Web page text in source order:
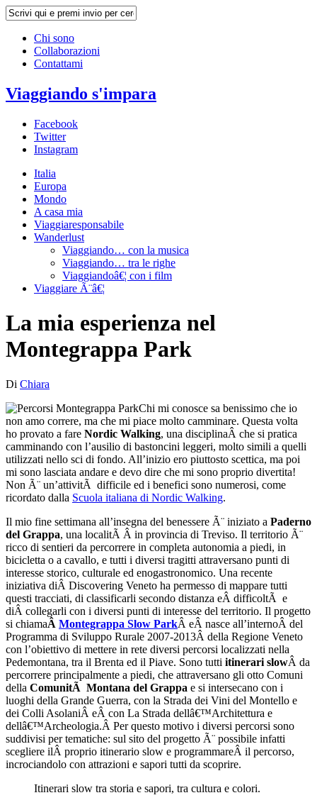
Chi sono
Collaborazioni
Contattami
Viaggiando s'impara
Facebook
Twitter
Instagram
Italia
Europa
Mondo
A casa mia
Viaggiaresponsabile
Wanderlust
Viaggiando… con la musica
Viaggiando… tra le righe
Viaggiandoâ€¦ con i film
Viaggiare Ã¨â€¦
La mia esperienza nel
Montegrappa Park
Di Chiara
Chi mi conosce sa benissimo che io
non amo correre, ma che mi piace molto camminare. Questa volta
ho provato a fare Nordic Walking, una disciplinaÂ che si pratica
camminando con l’ausilio di bastoncini leggeri, molto simili a quelli
utilizzati nello sci di fondo. All’inizio ero piuttosto scettica, ma poi
mi sono lasciata andare e devo dire che mi sono proprio divertita!
Non Ã¨ un’attivitÃ difficile ed i benefici sono numerosi, come
ricordato dalla Scuola italiana di Nordic Walking.
Il mio fine settimana all’insegna del benessere Ã¨ iniziato a Paderno
del Grappa, una localitÃ Â in provincia di Treviso. Il territorio Ã¨
ricco di sentieri da percorrere in completa autonomia a piedi, in
bicicletta o a cavallo, e tutti i diversi tragitti attraversano punti di
interesse storico, culturale ed enogastronomico. Una recente
iniziativa diÂ Discovering Veneto ha permesso di mappare tutti
questi tracciati, di classificarli secondo distanza eÂ difficoltÃ e
diÂ collegarli con i diversi punti di interesse del territorio. Il progetto
si chiamaÂ Montegrappa Slow ParkÂ eÂ nasce all’internoÂ del
Programma di Sviluppo Rurale 2007-2013Â della Regione Veneto
con l’obiettivo di mettere in rete diversi percorsi localizzati nella
Pedemontana, tra il Brenta ed il Piave. Sono tutti itinerari slowÂ da
percorrere principalmente a piedi, che attraversano gli otto Comuni
della ComunitÃ Montana del Grappa e si intersecano con i
luoghi della Grande Guerra, con la Strada dei Vini del Montello e
dei Colli AsolaniÂ eÂ con La Strada dellâ€™Architettura e
dellâ€™Archeologia.Â Per questo motivo i diversi percorsi sono
suddivisi per tematiche: sul sito del progetto Ã¨ possibile infatti
scegliere ilÂ proprio itinerario slow e programmareÂ il percorso,
incrociandolo con attrazioni e sapori tutti da scoprire.
Itinerari slow tra storia e sapori, tra cultura e colori.